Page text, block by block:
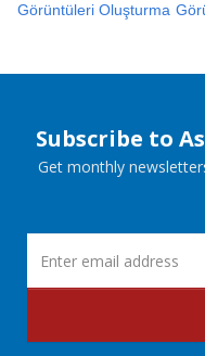
Görüntüleri Oluşturma
Subscribe to
Get monthly